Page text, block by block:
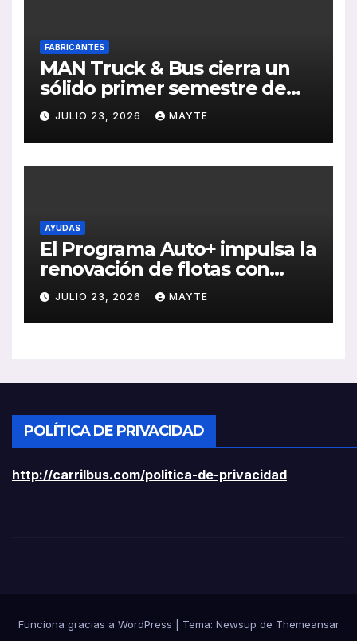
FABRICANTES
MAN Truck & Bus cierra un
sólido primer semestre de
2026 con crecimiento en
ventas, pedidos y
rentabilidad
JULIO 23, 2026 MAYTE
AYUDAS
El Programa Auto+ impulsa la
renovación de flotas con
ayudas a vehículos eléctricos
ligeros
JULIO 23, 2026 MAYTE
POLÍTICA DE PRIVACIDAD
http://carrilbus.com/politica-de-privacidad
Funciona gracias a WordPress Tema: Newsup de Themeansar